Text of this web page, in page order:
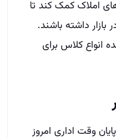
وقت اداری امروز